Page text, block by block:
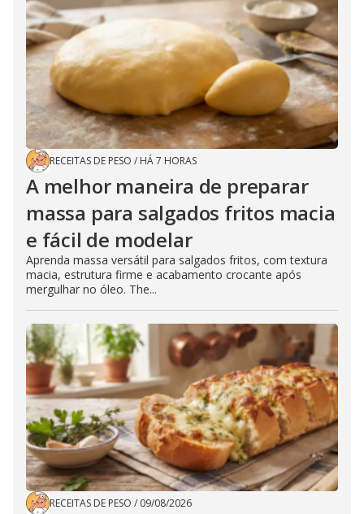
RECEITAS DE PESO / HÁ 7 HORAS
A melhor maneira de preparar
massa para salgados fritos macia
e fácil de modelar
Aprenda massa versátil para salgados fritos, com textura
macia, estrutura firme e acabamento crocante após
mergulhar no óleo. The...
RECEITAS DE PESO / 09/08/2026